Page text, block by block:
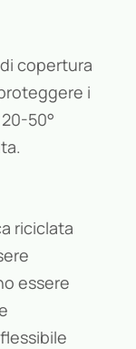
copertura
i
50°
riciclata
essere